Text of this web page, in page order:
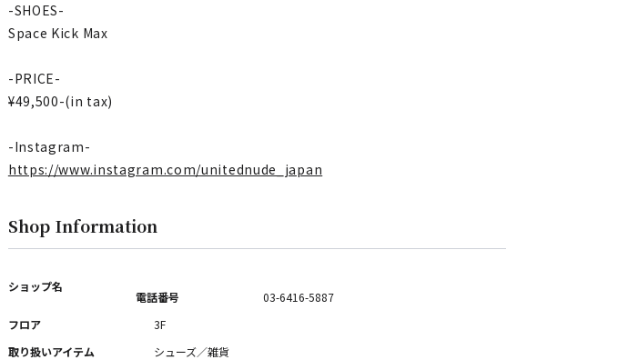
-SHOES-
Space Kick Max
-PRICE-
¥49,500-(in tax)
-Instagram-
https://www.instagram.com/unitednude_japan
Shop Information
ショップ名
電話番号
03-6416-5887
フロア
3F
取り扱いアイテム
シューズ／雑貨